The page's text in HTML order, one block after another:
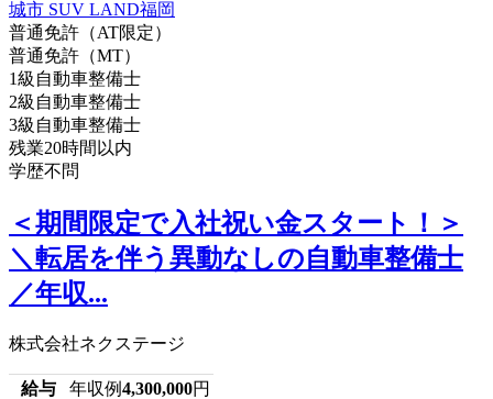
普通免許（AT限定）
普通免許（MT）
1級自動車整備士
2級自動車整備士
3級自動車整備士
残業20時間以内
学歴不問
＜期間限定で入社祝い金スタート！＞
＼転居を伴う異動なしの自動車整備士
／年収...
株式会社ネクステージ
給与 年収例4,300,000円